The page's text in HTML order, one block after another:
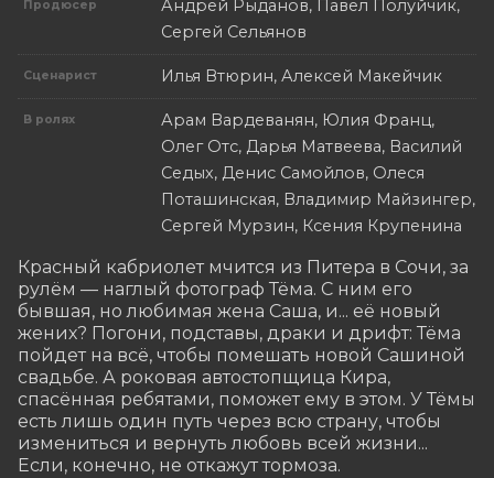
Продюсер
Андрей Рыданов, Павел Полуйчик,
Сергей Сельянов
Сценарист Илья Втюрин, Алексей Макейчик
В ролях
Арам Вардеванян, Юлия Франц,
Олег Отс, Дарья Матвеева, Василий
Седых, Денис Самойлов, Олеся
Поташинская, Владимир Майзингер,
Сергей Мурзин, Ксения Крупенина
Красный кабриолет мчится из Питера в Сочи, за
рулём — наглый фотограф Тёма. С ним его
бывшая, но любимая жена Саша, и... её новый
жених? Погони, подставы, драки и дрифт: Тёма
пойдет на всё, чтобы помешать новой Сашиной
свадьбе. А роковая автостопщица Кира,
спасённая ребятами, поможет ему в этом. У Тёмы
есть лишь один путь через всю страну, чтобы
измениться и вернуть любовь всей жизни...
Если, конечно, не откажут тормоза.